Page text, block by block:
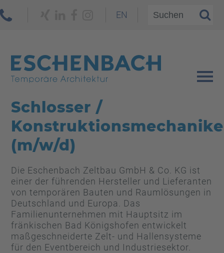
EN
Schlosser /
(m/w/d)
Die Eschenbach Zeltbau GmbH & Co. KG ist
einer der führenden Hersteller und Lieferanten
von temporären Bauten und Raumlösungen in
Deutschland und Europa. Das
Familienunternehmen mit Hauptsitz im
fränkischen Bad Königshofen entwickelt
maßgeschneiderte Zelt- und Hallensysteme
für den Eventbereich und Industriesektor.